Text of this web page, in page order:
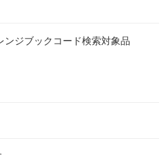
ンジブックコード検索対象品